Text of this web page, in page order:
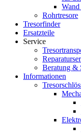
Rohrtresore
Tresorfinder
Ersatzteile
Service
Beratung &
Informationen